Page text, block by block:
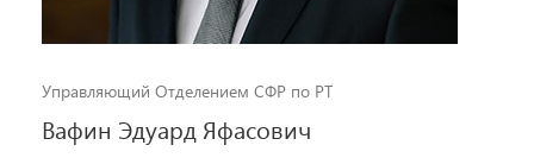
Управляющий Отделением СФР по РТ
Вафин Эдуард Яфасович